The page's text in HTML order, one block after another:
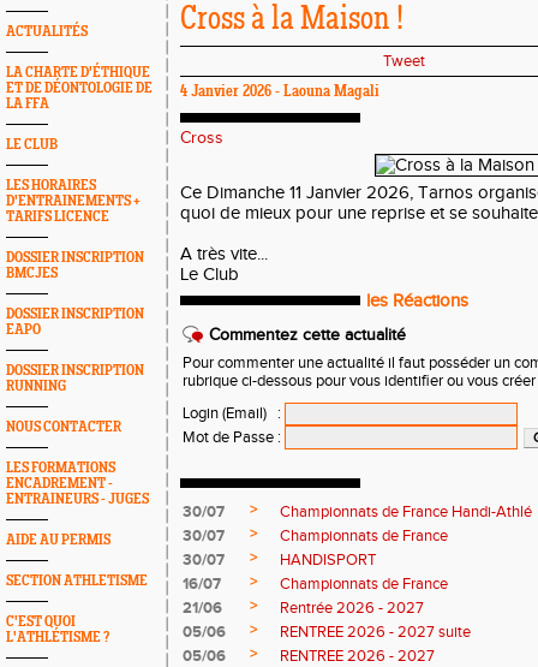
ACTUALITÉS
LA CHARTE D'ÉTHIQUE
ET DE DÉONTOLOGIE DE
LA FFA
LE CLUB
LES HORAIRES
D'ENTRAINEMENTS +
TARIFS LICENCE
DOSSIER INSCRIPTION
BMCJES
DOSSIER INSCRIPTION
EAPO
DOSSIER INSCRIPTION
RUNNING
NOUS CONTACTER
LES FORMATIONS
ENCADREMENT -
ENTRAINEURS - JUGES
AIDE AU PERMIS
SECTION ATHLETISME
C'EST QUOI
L'ATHLÉTISME ?
Cross à la Maison !
Tweet
4 Janvier 2026 - Laouna Magali
Cross
Ce Dimanche 11 Janvier 2026, Tarnos
quoi de mieux pour une reprise et se
A très vite...
Le Club
les Réactions
Commentez cette actualité
Pour commenter une actualité il faut posséder un
rubrique ci-dessous pour vous identifier ou vous
Login (Email)
:
Mot de Passe :
30/07 >
Championnats de France Handi-Athlé
30/07
>
Championnats de France
30/07
>
HANDISPORT
16/07
>
Championnats de France
21/06
>
Rentrée 2026 - 2027
05/06
>
RENTREE 2026 - 2027 suite
05/06
>
RENTREE 2026 - 2027